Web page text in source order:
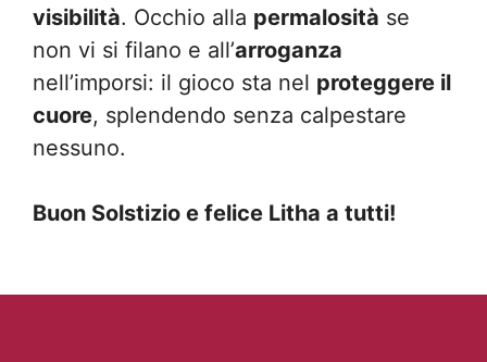
visibilità. Occhio alla permalosità se
non vi si filano e all’arroganza
nell’imporsi: il gioco sta nel proteggere il
cuore, splendendo senza calpestare
nessuno.
Buon Solstizio e felice Litha a tutti!